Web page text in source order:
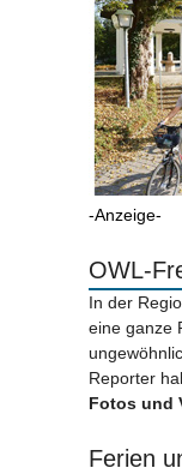
-Anzeige-
OWL-
In der
eine ganze
Reporter
Fotos und
Ferien